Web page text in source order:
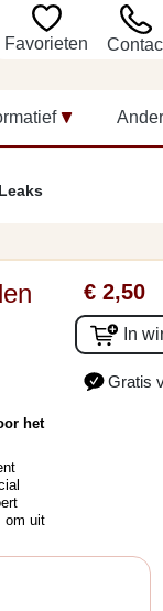
Favorieten
het
om uit
€ 2,50
In
Gratis